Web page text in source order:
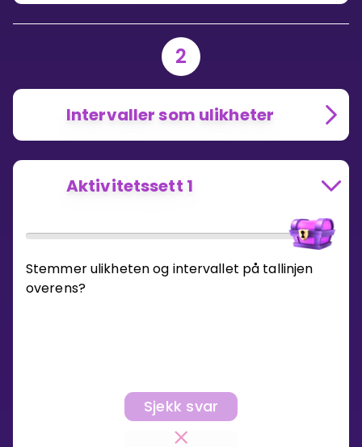
2
Intervaller som ulikheter
Aktivitetssett 1
Stemmer ulikheten og intervallet på tallinjen
overens?
Sjekk svar